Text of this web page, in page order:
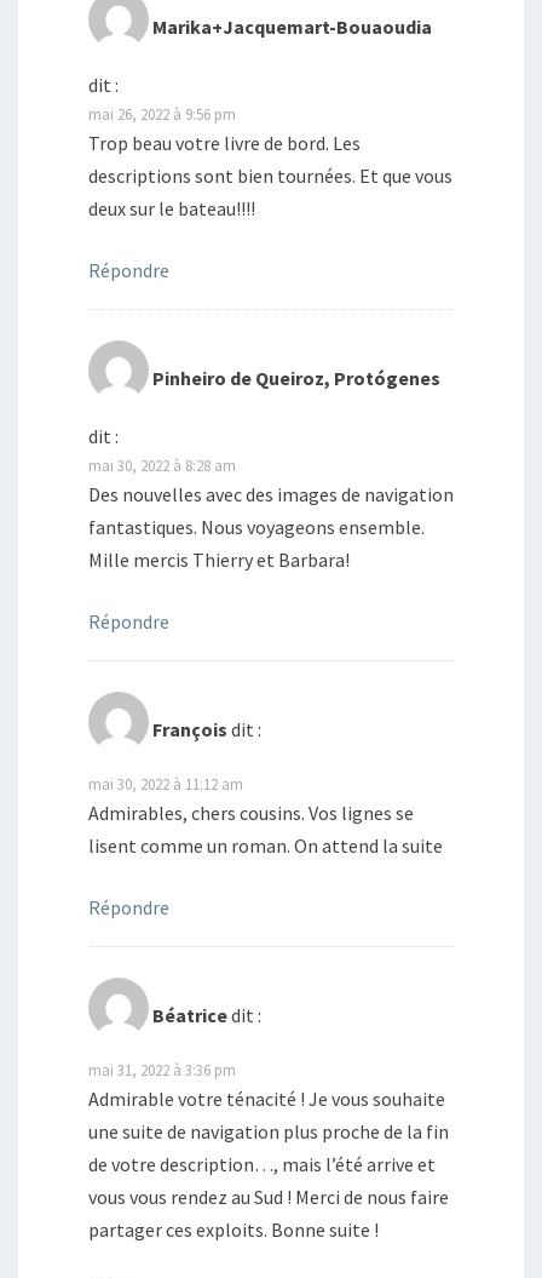
Marika+Jacquemart-Bouaoudia
dit :
mai 26, 2022 à 9:56 pm
Trop beau votre livre de bord. Les
descriptions sont bien tournées. Et que vous
deux sur le bateau!!!!
Répondre
Pinheiro de Queiroz, Protógenes
dit :
mai 30, 2022 à 8:28 am
Des nouvelles avec des images de navigation
fantastiques. Nous voyageons ensemble.
Mille mercis Thierry et Barbara!
Répondre
François dit :
mai 30, 2022 à 11:12 am
Admirables, chers cousins. Vos lignes se
lisent comme un roman. On attend la suite
Répondre
Béatricedit :
mai 31, 2022 à 3:36 pm
Admirable votre ténacité ! Je vous souhaite
une suite de navigation plus proche de la fin
de votre description…, mais l’été arrive et
vous vous rendez au Sud ! Merci de nous faire
partager ces exploits. Bonne suite !